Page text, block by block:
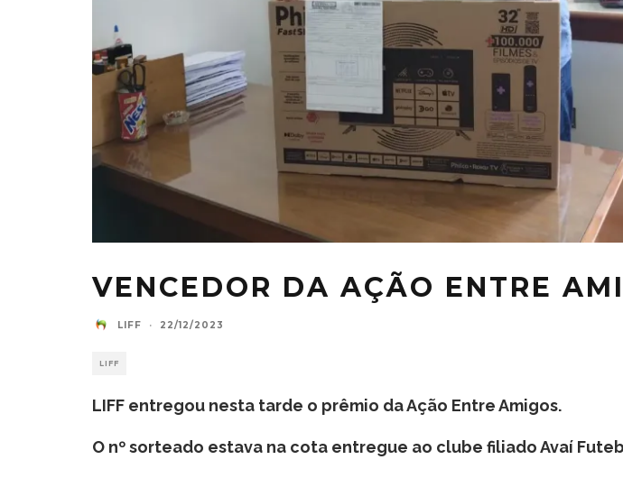
VENCEDOR DA AÇÃO ENTRE
LIFF · 22/12/2023
LIFF
LIFF entregou nesta tarde o prêmio da Ação Entre Amigos.
O nº sorteado estava na cota entregue ao clube filiadoAvaí